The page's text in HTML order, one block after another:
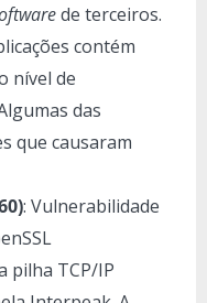
de terceiros.
contém
nível de
das
que causaram
: Vulnerabilidade
pilha TCP/IP